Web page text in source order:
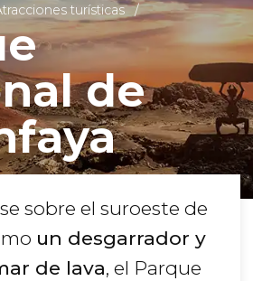
turísticas
de
sobre el suroeste de
un desgarrador y
de lava, el Parque